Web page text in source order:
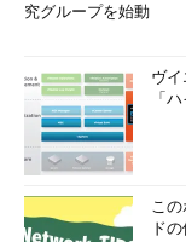
究グループを始動
ヴ
「
こ
ド